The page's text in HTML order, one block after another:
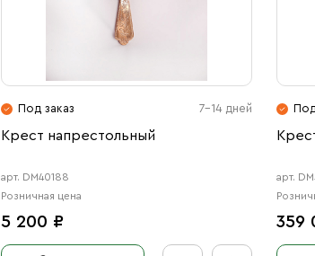
Под заказ 7-14 дней
Крест напрестольный
арт. DM40188
Розничная цена
5 200 ₽
арт.
359